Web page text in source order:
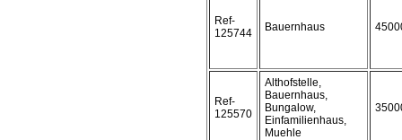
Ref-
125744
Bauernhaus
Ref-
125570
Althofstelle,
Bauernhaus,
Bungalow,
Einfamilienhaus,
Muehle